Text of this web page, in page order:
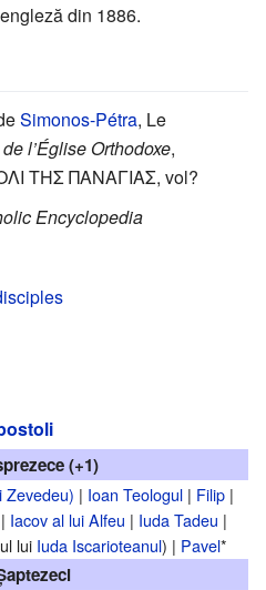
din 1886.
Simonos-Pétra, Le
l’Église Orthodoxe,
ΤΗΣ ΠΑΝΑΓΙΑΣ, vol?
Encyclopedia
(+1)
Zevedeu) | Ioan Teologul| Filip|
Iacov al lui Alfeu | Iuda Tadeu |
lui Iuda Iscarioteanul) | Pavel*